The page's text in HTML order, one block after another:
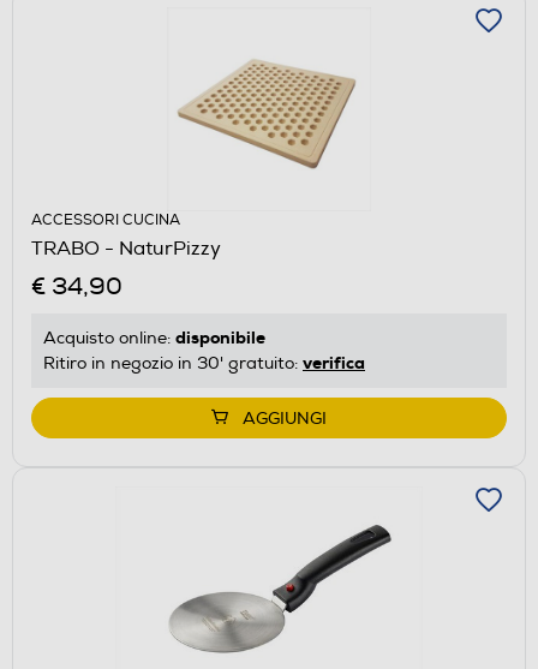
ACCESSORI CUCINA
TRABO - NaturPizzy
€ 34,90
Acquisto online: disponibile
Ritiro in negozio in 30' gratuito: verifica
AGGIUNGI